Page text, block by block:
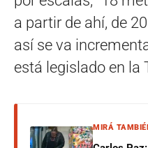
a partir de ahí, de
así se va
está legislado en la
MIRÁ